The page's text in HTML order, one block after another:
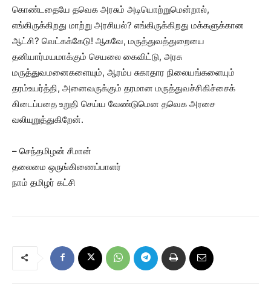
கொண்டதையே தவெக அரசும் அடியொற்றுமென்றால்,
எங்கிருக்கிறது மாற்று அரசியல்? எங்கிருக்கிறது மக்களுக்கான
ஆட்சி? வெட்கக்கேடு! ஆகவே, மருத்துவத்துறையை
தனியார்மயமாக்கும் செயலை கைவிட்டு, அரசு
மருத்துவமனைகளையும், ஆரம்ப சுகாதார நிலையங்களையும்
தரம்உயர்த்தி, அனைவருக்கும் தரமான மருத்துவச்சிகிச்சைக்
கிடைப்பதை உறுதி செய்ய வேண்டுமென தவெக அரசை
வலியுறுத்துகிறேன்.
– செந்தமிழன் சீமான்
தலைமை ஒருங்கிணைப்பாளர்
நாம் தமிழர் கட்சி